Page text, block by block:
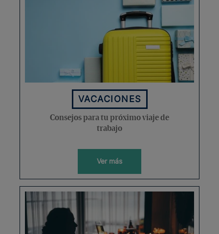
VACACIONES
Consejos para tu próximo viaje de
trabajo
Ver más